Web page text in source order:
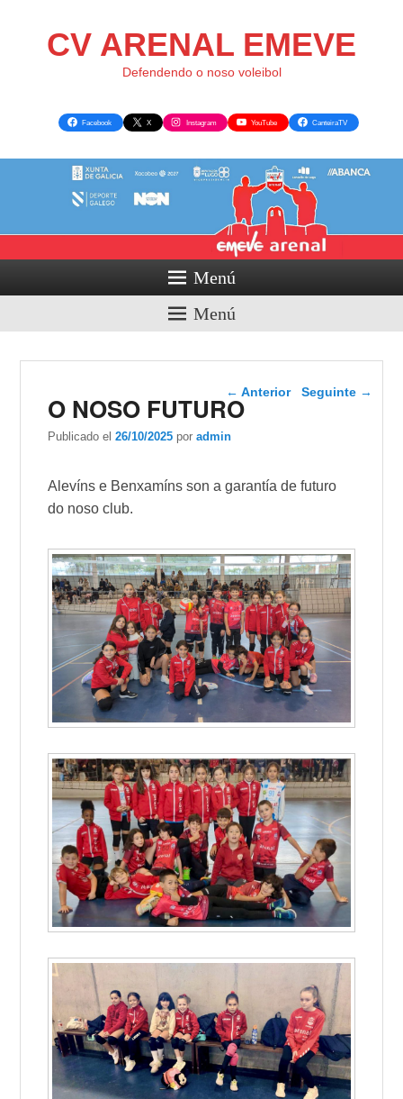
CV ARENAL EMEVE
Defendendo o noso voleibol
Facebook X Instagram YouTube CanteiraTV
Menú
Menú
Navegador de artigos
← Anterior Seguinte →
O NOSO FUTURO
Publicado el26/10/2025 poradmin
Alevíns e Benxamíns son a garantía de futuro
do noso club.